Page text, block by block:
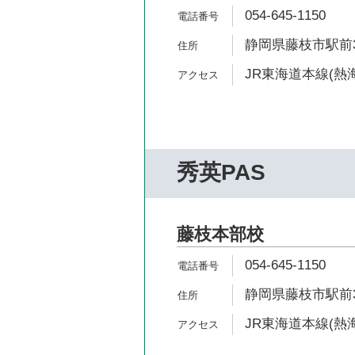
054-645-1150
静岡県藤枝市駅
JR東海道本線(熱
秀英PAS
藤枝本部校
054-645-1150
静岡県藤枝市駅
JR東海道本線(熱